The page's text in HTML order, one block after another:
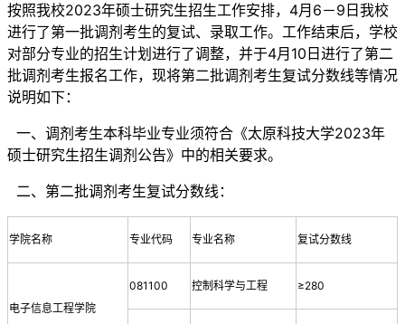
按照我校2023年硕士研究生招生工作安排，4月6－9日我校
进行了第一批调剂考生的复试、录取工作。工作结束后，学校
对部分专业的招生计划进行了调整，并于4月10日进行了第二
批调剂考生报名工作，现将第二批调剂考生复试分数线等情况
说明如下：
一、调剂考生本科毕业专业须符合《太原科技大学2023年
硕士研究生招生调剂公告》中的相关要求。
二、第二批调剂考生复试分数线：
学院名称 专业代码 专业名称 复试分数线
电子信息工程学院
081100 控制科学与工程 ≥280